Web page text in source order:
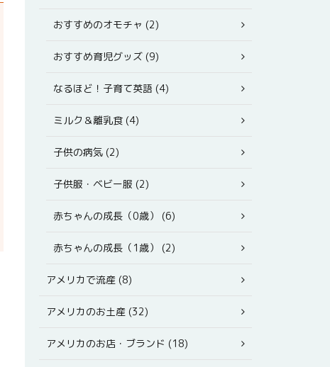
おすすめのオモチャ (2)
おすすめ育児グッズ (9)
なるほど！子育て英語 (4)
ミルク＆離乳食 (4)
子供の病気 (2)
子供服・ベビー服 (2)
赤ちゃんの成長（0歳） (6)
赤ちゃんの成長（1歳） (2)
アメリカで流産 (8)
アメリカのお土産 (32)
アメリカのお店・ブランド (18)